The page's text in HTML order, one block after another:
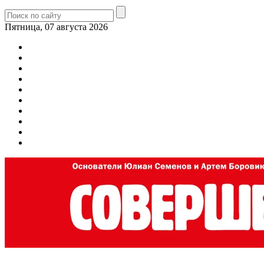
Пятница, 07 августа 2026